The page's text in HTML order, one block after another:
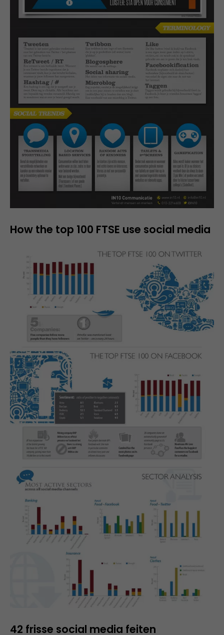
How the top 100 FTSE use social media
42 frisse social media feiten